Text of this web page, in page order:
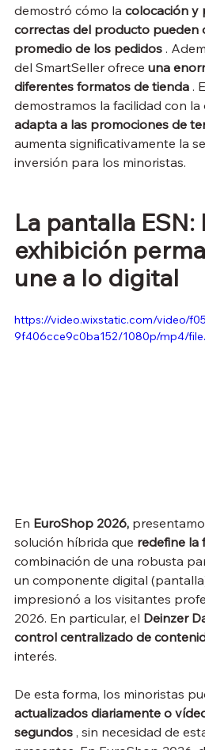
demostró cómo la colocación y
correctas del producto pueden
promedio de los pedidos .
del SmartSeller ofrece una
diferentes formatos de tienda .
demostramos la facilidad con la
adapta a las promociones de
aumenta significativamente la
inversión para los minoristas.
La pantalla ESN:
exhibición
une a lo digital
https://video.wixstatic.com/video/
9f406cce9c0ba152/1080p/mp4/
En EuroShop 2026,
solución híbrida que redefine la
combinación de una robusta
un componente digital
impresionó a los visitantes
2026. En particular, el Deinzer
control centralizado de
interés.
De esta forma, los minoristas
actualizados diariamente o
segundos , sin necesidad de